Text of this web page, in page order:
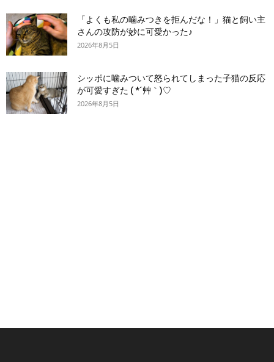
「よくも私の噛みつきを拒んだな！」猫と飼い主
さんの攻防が妙に可愛かった♪
2026年8月5日
シッポに噛みついて怒られてしまった子猫の反応
が可愛すぎた ( *´艸｀)♡
2026年8月5日